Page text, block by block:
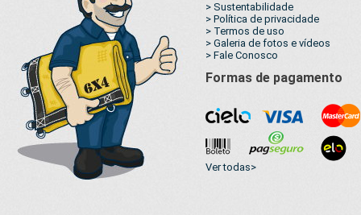
> Sustentabilidade
> Política de privacidade
> Termos de uso
> Galeria de fotos e vídeos
> Fale Conosco
Formas de pagamento
Ver todas>